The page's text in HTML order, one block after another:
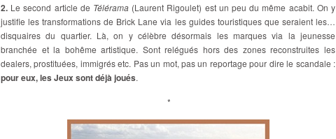
2. Le second article de Télérama (Laurent Rigoulet) est un peu du même acabit. On y
justifie les transformations de Brick Lane via les guides touristiques que seraient les…
disquaires du quartier. Là, on y célèbre désormais les marques via la jeunesse
branchée et la bohême artistique. Sont relégués hors des zones reconstruites les
dealers, prostituées, immigrés etc. Pas un mot, pas un reportage pour dire le scandale :
pour eux, les Jeux sont déjà joués.
*